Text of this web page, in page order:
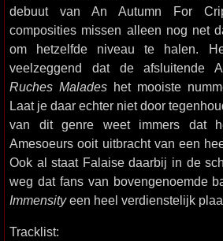
debuut van An Autumn For
composities missen alleen nog net
om hetzelfde niveau te halen.
veelzeggend dat de afsluitende
Ruches Malades het mooiste
Laat je daar echter niet door
van dit genre weet immers dat
Amesoeurs ooit uitbracht van een
Ook al staat Falaise daarbij in de
weg dat fans van bovengenoemde
Immensityeen heel verdienstelijk
Tracklist: